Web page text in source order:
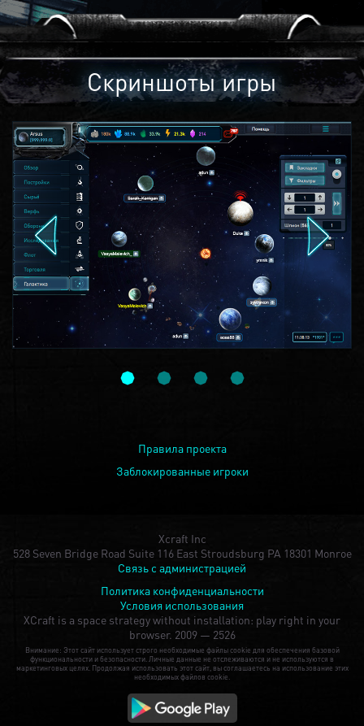
Скриншоты игры
Правила проекта
Заблокированные игроки
Xcraft Inc
528 Seven Bridge Road Suite 116 East Stroudsburg PA 18301 Monroe
Связь с администрацией
Политика конфиденциальности
Условия использования
XCraft is a space strategy without installation: play right in your
browser. 2009 — 2526
Внимание: Этот сайт использует строго необходимые файлы cookie для обеспечения базовой
функциональности и безопасности. Личные данные не отслеживаются и не используются в
маркетинговых целях. Продолжая использовать этот сайт, вы соглашаетесь на использование этих
необходимых файлов cookie.